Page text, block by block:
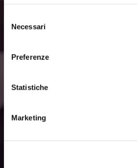
delNecessari
Preferenze
Statistiche
Marketing